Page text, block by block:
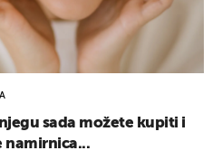
sada možete kupiti i
namirnica...